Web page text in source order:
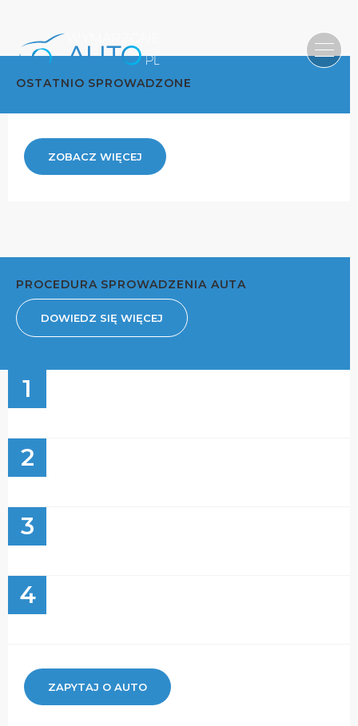
OSTATNIO SPROWADZONE
ZOBACZ WIĘCEJ
PROCEDURA SPROWADZENIA AUTA
DOWIEDZ SIĘ WIĘCEJ
1
2
3
4
ZAPYTAJ O AUTO